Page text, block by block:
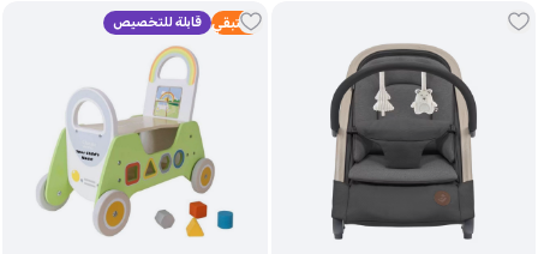
5 متبقي قابلة للتخصيص